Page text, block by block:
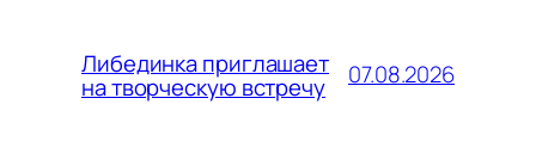
Либединка приглашает
на творческую встречу 07.08.2026